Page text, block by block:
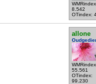
8.542
OTindex:
allone
55.561
OTindex:
99.230